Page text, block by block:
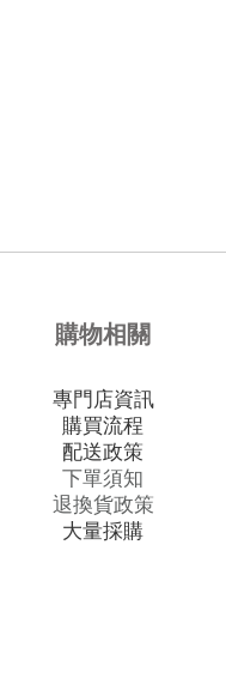
購物相關
專門店資訊
購買流程
配送政策
下單須知
退換貨政策
大量採購